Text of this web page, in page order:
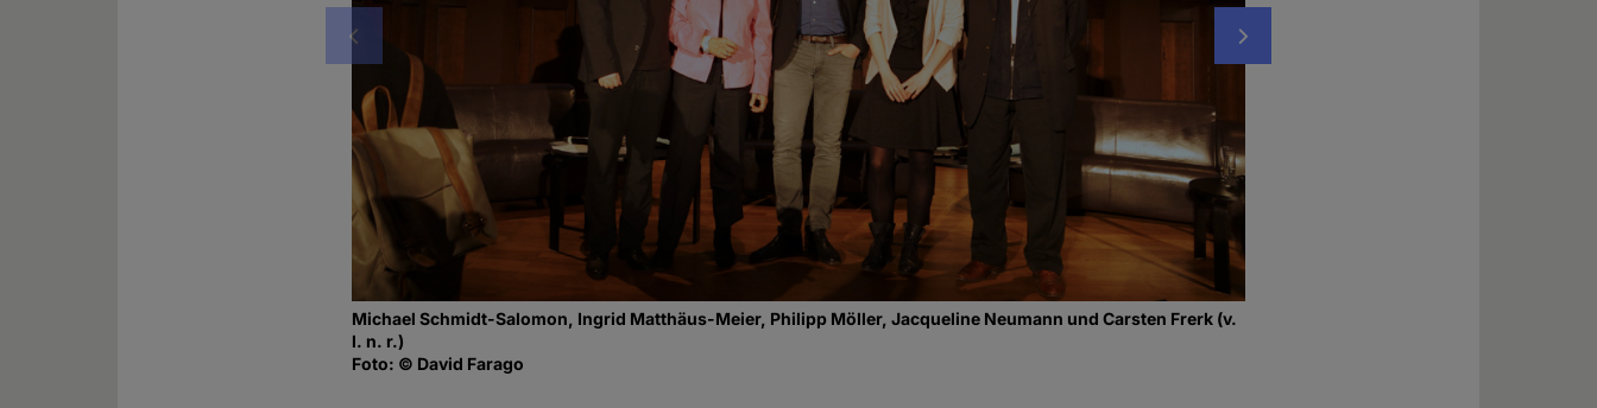
Michael Schmidt-Salomon, Ingrid Matthäus-Meier, Philipp Möller, Jacqueline Neumann und Carsten Frerk (v.
l. n. r.)
Foto: © David Farago